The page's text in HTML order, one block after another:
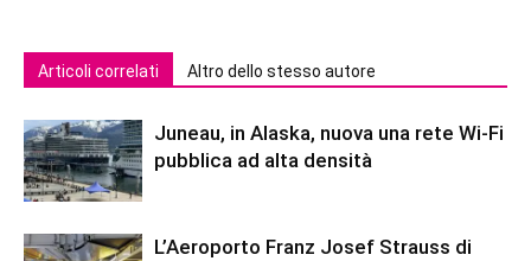
Articoli correlati Altro dello stesso autore
Juneau, in Alaska, nuova una rete Wi-Fi
pubblica ad alta densità
L’Aeroporto Franz Josef Strauss di